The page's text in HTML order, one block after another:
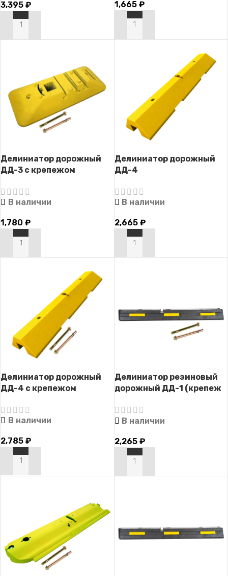
3,395 ₽
В КОРЗИНУ
1,665 ₽
В КОРЗИНУ
Делиниатор дорожный
ДД-3 с крепежом
В наличии
1,780 ₽
В КОРЗИНУ
Делиниатор дорожный
ДД-4
В наличии
2,665 ₽
В КОРЗИНУ
Делиниатор дорожный
ДД-4 с крепежом
В наличии
2,785 ₽
В КОРЗИНУ
Делиниатор резиновый
дорожный ДД-1 (крепеж
В наличии
2,265 ₽
В КОРЗИНУ